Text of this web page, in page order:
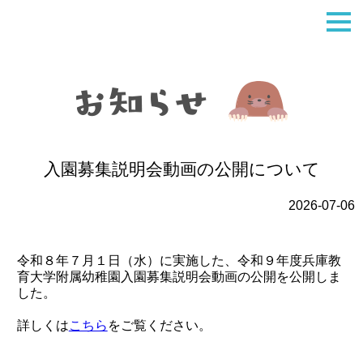
入園募集説明会動画の公開について
2026-07-06
令和８年７月１日（水）に実施した、令和９年度兵庫教
育大学附属幼稚園入園募集説明会動画の公開を公開しま
した。
詳しくはこちら をご覧ください。